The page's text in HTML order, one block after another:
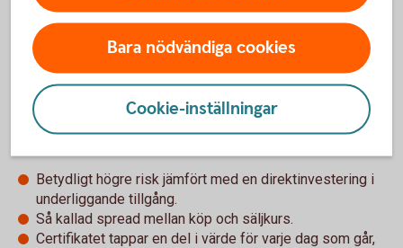
tillgångs uppgång i och med en hävstång.
Handlas direkt på börsen med köp- och säljkurser i
God flexibilitet med olika hävstång, välj den som passar
dig bäst.
Nackdelar
Betydligt högre risk jämfört med en direktinvestering i
underliggande tillgång.
Så kallad spread mellan köp och säljkurs.
Certifikatet tappar en del i värde för varje dag som går,
Bara nödvändiga cookies
Cookie-inställningar